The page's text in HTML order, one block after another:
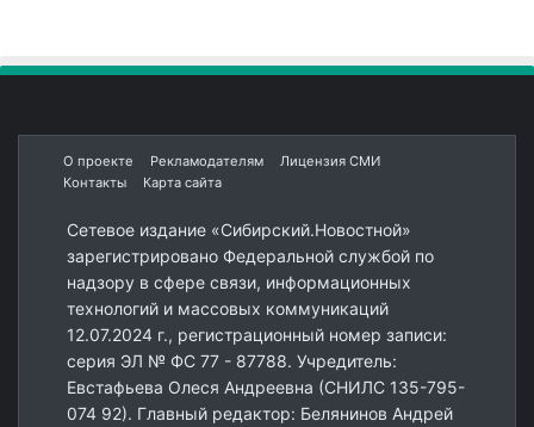
О проекте Рекламодателям
Лицензия СМИ
Контакты
Карта сайта
Сетевое издание «Сибирский.Новостной»
зарегистрировано Федеральной службой по
надзору в сфере связи, информационных
технологий и массовых коммуникаций
12.07.2024 г., регистрационный номер записи:
серия ЭЛ № ФС 77 - 87788. Учредитель:
Евстафьева Олеся Андреевна (СНИЛС 135-795-
074 92). Главный редактор: Белянинов Андрей